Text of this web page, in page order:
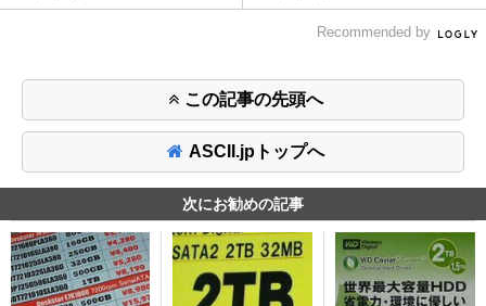
Recommended by
この記事の先頭へ
ASCII.jpトップへ
次にお勧めの記事